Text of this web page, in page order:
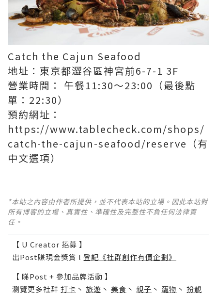
Catch the Cajun Seafood
地址：東京都澀谷區神宮前6-7-1 3F
營業時間： 午餐11:30～23:00（最後點
單：22:30）
預約網址：
https://www.tablecheck.com/shops/
catch-the-cajun-seafood/reserve（有
中文選項）
*本站之內容由作者所提供，並不代表本站的立場。因此本站對
所有博客的立場、真實性、準確性及完整性不負任何法律責
任。
【 U Creator 招募 】
出Post賺現金獎賞 l 登記《社群創作有價企劃》
【 睇Post + 參加品牌活動 】
瀏覽更多社群 打卡 丶 旅遊 丶 美食 丶 親子 丶 寵物 丶 扮靚